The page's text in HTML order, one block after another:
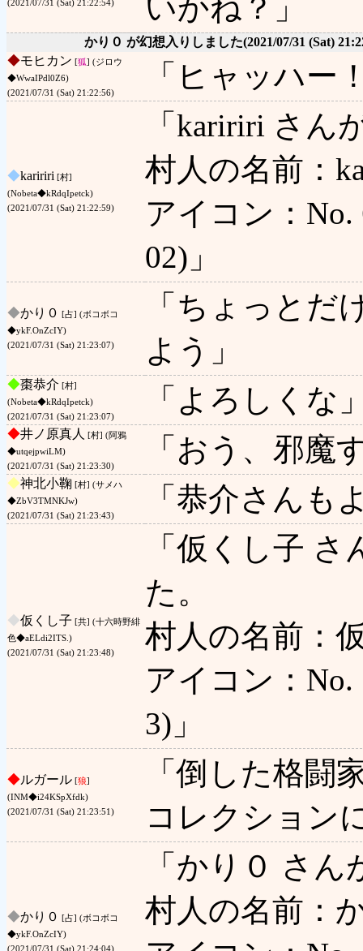
(2021/07/31 (Sat) 21:22:54) いかね？」
かり０ が幻想入りしました(2021/07/31 (Sat)
◆モヒカン [狐] (ジロウ
◆WwaIPdl0Z6)
(2021/07/31 (Sat) 21:22:56)
「ヒャッハー
◆kaririri [村]
(Nobeta◆kRdqIpetck)
(2021/07/31 (Sat) 21:22:59)
「kaririri さん
村人の名前：
アイコン：
02)」
◆かり０
[占] (ボコボコ
◆ykF.OnZcIY)
(2021/07/31 (Sat) 21:23:07)
「ちょっとだ
よう」
◆棗恭介 [村]
(Nobeta◆kRdqIpetck)
(2021/07/31 (Sat) 21:23:07)
「よろしくな
◆井ノ原真人
[村] (阿鴉
◆utqejpwiLM)
(2021/07/31 (Sat) 21:23:30)
「おう、邪魔
◆神北小鞠 [村] (サメハ
◆ZbV3TMNKJw)
(2021/07/31 (Sat) 21:23:43)
「恭介さん
◆仮くし子 [共] (十六時野緋
色◆aELdi2ITS.)
(2021/07/31 (Sat) 21:23:48)
「仮くし子
た。
村人の名前：
アイコン：
3)」
◆ルガール [狼]
(INM◆i24KSpXfdk)
(2021/07/31 (Sat) 21:23:51)
「倒した格闘
コレクション
◆かり０
[占] (ボコボコ
◆ykF.OnZcIY)
(2021/07/31 (Sat) 21:24:04)
「かり０ さ
村人の名前：